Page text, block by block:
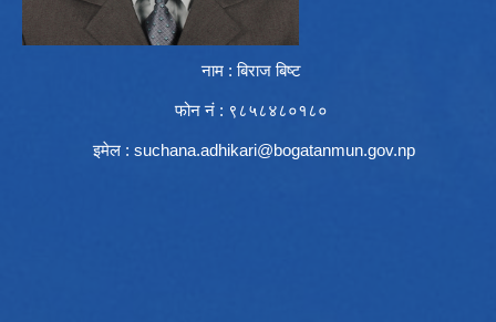
नाम : बिराज बिष्ट
फोन नं : ९८५८४८०१८०
इमेल : suchana.adhikari@bogatanmun.gov.np